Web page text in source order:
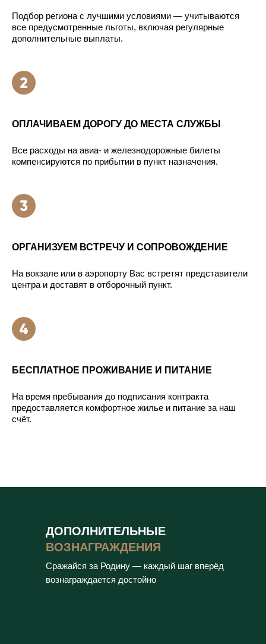
Подбор региона с лучшими условиями — учитываются
все предусмотренные льготы, включая регулярные
дополнительные выплаты.
ОПЛАЧИВАЕМ ДОРОГУ ДО МЕСТА СЛУЖБЫ
Все расходы на авиа- и железнодорожные билеты
компенсируются по прибытии в пункт назначения.
ОРГАНИЗУЕМ ВСТРЕЧУ И СОПРОВОЖДЕНИЕ
На вокзале или в аэропорту Вас встретят представители
центра и доставят в отборочный пункт.
БЕСПЛАТНОЕ ПРОЖИВАНИЕ И ПИТАНИЕ
На время пребывания до подписания контракта
предоставляется комфортное жилье и питание за наш
счёт.
ДОПОЛНИТЕЛЬНЫЕ
ВОЗНАГРАЖДЕНИЯ
Сражайся за Родину — каждый шаг вперёд
вознаграждается достойно